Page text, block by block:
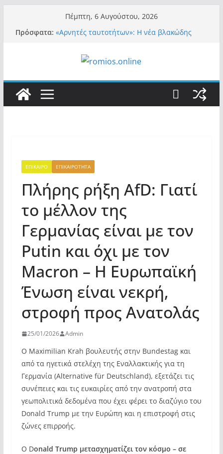
περιεχόμενο
Πέμπτη, 6 Αυγούστου, 2026
Πρόσφατα: «Αρνητές ταυτοτήτων»: Η νέα βλακώδης
Βόμβα: Με στήριξη Musk το νέο κόμμα
Κασιδιάρη – Οι ένοικοι του Μαξίμου σε
Ελλάδα
Σύρος: Βρετανίδα τουρίστρια έμεινε σε κώμα
42 ημέρες μετά από τσίμπημα τσιμπουριού!
ΕΠΙΚΑΙΡΟ ΕΠΙΚΑΙΡΟΤΗΤΑ
Πλήρης ρήξη AfD: Γιατί
το μέλλον της
Γερμανίας είναι με τον
Putin και όχι με τον
Macron – Η Ευρωπαϊκή
Ένωση είναι νεκρή,
στροφή προς Ανατολάς
25/01/2026 Admin
Ο Maximilian Krah βουλευτής στην Bundestag και
από τα ηγετικά στελέχη της Εναλλακτικής για τη
Γερμανία (Alternative für Deutschland), εξετάζει τις
συνέπειες και τις ευκαιρίες από την ανατροπή στα
γεωπολιτικά δεδομένα που έχει φέρει το διαζύγιο του
Donald Trump με την Ευρώπη και η επιστροφή στις
ζώνες επιρροής.
Ο Donald Trump μετασχηματίζει τον κόσμο – σε